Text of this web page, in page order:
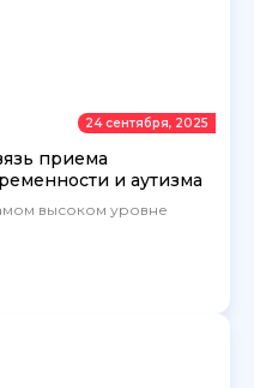
24 сентября, 2025
приема
и аутизма
высоком уровне